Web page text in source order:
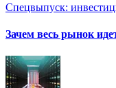
Спецвыпуск:
Зачем весь рынок